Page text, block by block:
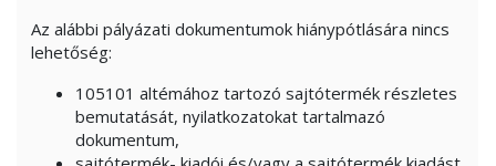
Az alábbi pályázati dokumentumok hiánypótlására nincs
lehetőség:
105101 altémához tartozó sajtótermék részletes
bemutatását, nyilatkozatokat tartalmazó
dokumentum,